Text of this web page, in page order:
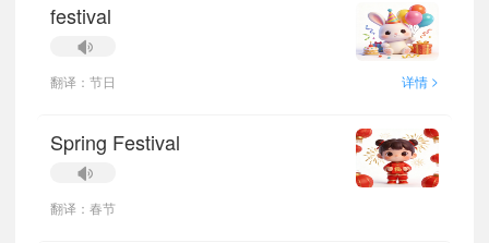
festival
翻译：节日 详情 >
Spring Festival
翻译：春节